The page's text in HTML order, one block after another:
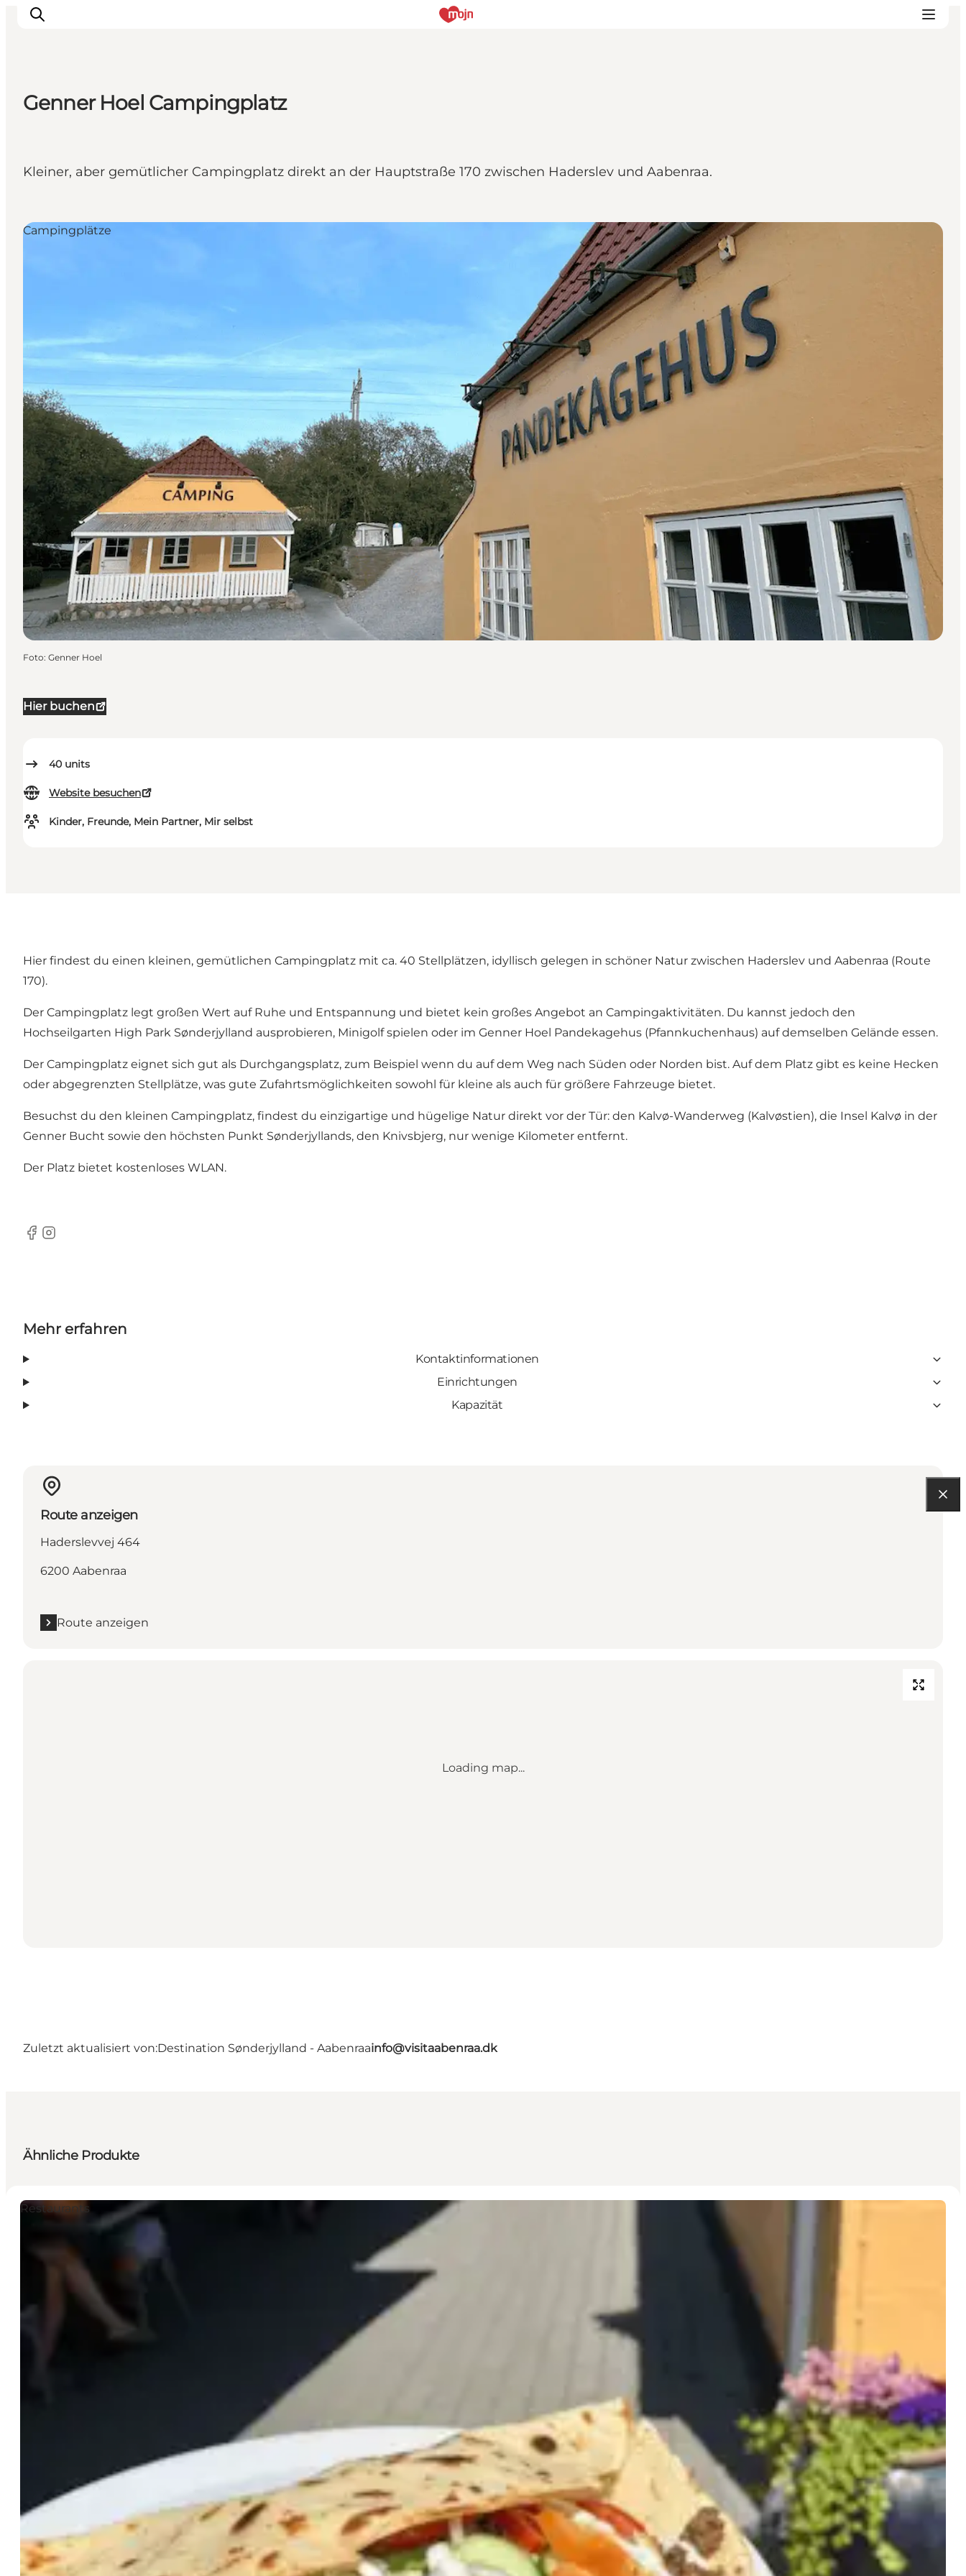
Events
Übernachtung
Booking
Genner Hoel Campingplatz
Kleiner, aber gemütlicher Campingplatz direkt an der Hauptstraße 170 zwischen Haderslev und Aabenraa.
Hier buchen
40 units
Website besuchen
Kinder, Freunde, Mein Partner, Mir selbst
Campingplätze
Foto: Genner Hoel
Hier findest du einen kleinen, gemütlichen Campingplatz mit ca. 40 Stellplätzen, idyllisch gelegen in schöner Natur zwischen Haderslev und Aabenraa (Route
170).
Der Campingplatz legt großen Wert auf Ruhe und Entspannung und bietet kein großes Angebot an Campingaktivitäten. Du kannst jedoch den
Hochseilgarten High Park Sønderjylland ausprobieren, Minigolfspielen oder im Genner Hoel Pandekagehus (Pfannkuchenhaus) auf demselben Gelände essen.
Der Campingplatz eignet sich gut als Durchgangsplatz, zum Beispiel wenn du auf dem Weg nach Süden oder Norden bist. Auf dem Platz gibt es keine Hecken
oder abgegrenzten Stellplätze, was gute Zufahrtsmöglichkeiten sowohl für kleine als auch für größere Fahrzeuge bietet.
Besuchst du den kleinen Campingplatz, findest du einzigartige und hügelige Natur direkt vor der Tür: den Kalvø-Wanderweg (Kalvøstien), die Insel Kalvø in der
Genner Bucht sowie den höchsten Punkt Sønderjyllands, den Knivsbjerg, nur wenige Kilometer entfernt.
Der Platz bietet kostenloses WLAN.
Facebook
Instagram
Mehr erfahren
Kontaktinformationen
Einrichtungen
Kapazität
Route anzeigen
Haderslevvej 464
6200 Aabenraa
Route anzeigen
Loading map...
Zuletzt aktualisiert von:Destination Sønderjylland - Aabenraainfo@visitaabenraa.dk
Ähnliche Produkte
Restaurants